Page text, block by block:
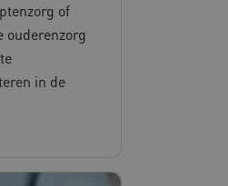
of
ouderenzorg
in de